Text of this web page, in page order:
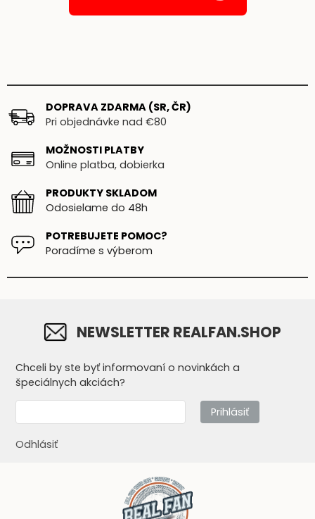
DOPRAVA ZDARMA (SR, ČR)
Pri objednávke nad €80
MOŽNOSTI PLATBY
Online platba, dobierka
PRODUKTY SKLADOM
Odosielame do 48h
POTREBUJETE POMOC?
Poradíme s výberom
NEWSLETTER REALFAN.SHOP
Chceli by ste byť informovaní o novinkách a
špeciálnych akciách?
Prihlásiť
Odhlásiť